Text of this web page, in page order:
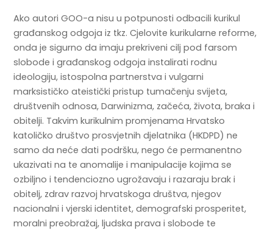
Ako autori GOO-a nisu u potpunosti odbacili kurikul
građanskog odgoja iz tkz. Cjelovite kurikularne reforme,
onda je sigurno da imaju prekriveni cilj pod farsom
slobode i građanskog odgoja instalirati rodnu
ideologiju, istospolna partnerstva i vulgarni
marksističko ateistički pristup tumačenju svijeta,
društvenih odnosa, Darwinizma, začeća, života, braka i
obitelji. Takvim kurikulnim promjenama Hrvatsko
katoličko društvo prosvjetnih djelatnika (HKDPD) ne
samo da neće dati podršku, nego će permanentno
ukazivati na te anomalije i manipulacije kojima se
ozbiljno i tendenciozno ugrožavaju i razaraju brak i
obitelj, zdrav razvoj hrvatskoga društva, njegov
nacionalni i vjerski identitet, demografski prosperitet,
moralni preobražaj, ljudska prava i slobode te